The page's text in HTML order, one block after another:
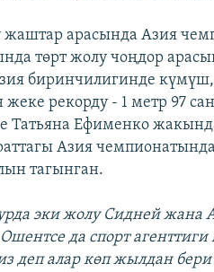
жаштар арасында Азия
төрт жолу чоңдор
биринчилигинде күмүш,
рекорду - 1 метр 97
Татьяна Ефименко
Азия
тагынган.
эки жолу Сидней жана
да спорт агенттиги
деп алар көп жылдан